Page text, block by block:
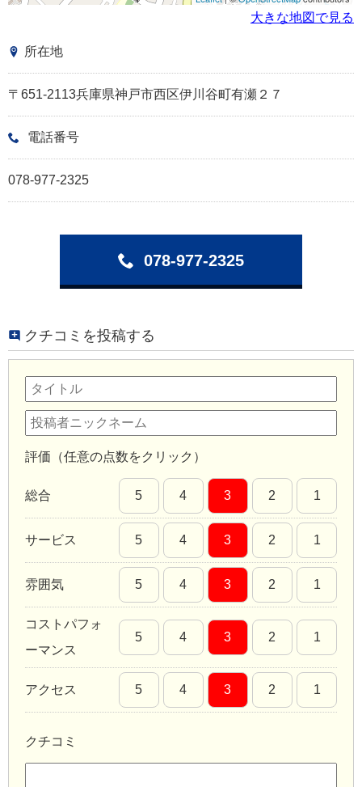
大きな地図で見る
所在地
〒651-2113兵庫県神戸市西区伊川谷町有瀬２７
電話番号
078-977-2325
078-977-2325
クチコミを投稿する
評価（任意の点数をクリック）
総合 5 4 3 2 1
サービス 5 4 3 2 1
雰囲気 5 4 3 2 1
コストパフォ
ーマンス
5 4 3 2 1
アクセス 5 4 3 2 1
クチコミ